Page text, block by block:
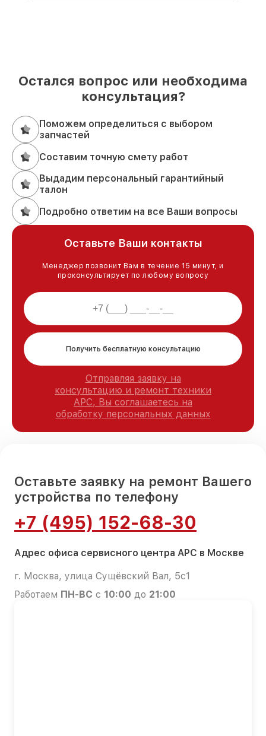
Остался вопрос или необходима
консультация?
Поможем определиться с выбором
запчастей
Составим точную смету работ
Выдадим персональный гарантийный
талон
Подробно ответим на все Ваши вопросы
Оставьте Ваши контакты
Менеджер позвонит Вам в течение 15 минут, и
проконсультирует по любому вопросу
Получить бесплатную консультацию
Отправляя заявку на
консультацию и ремонт техники
APC, Вы соглашаетесь на
обработку персональных данных
Оставьте заявку на ремонт Вашего
устройства по телефону
+7 (495) 152-68-30
Адрес офиса сервисного центра APC в Москве
г. Москва, улица Сущёвский Вал, 5с1
Работаем ПН-ВС с 10:00 до 21:00